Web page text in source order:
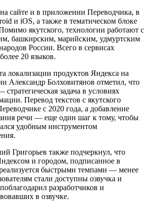
сайте и в приложении Переводчика, в
и iOS, а также в тематическом блоке
якутского, технологии работают с
башкирским, марийским, удмуртским
России. Всего в сервисах
20 языков.
локализации продуктов Яндекса на
Александр Болховитянов отметил, что
задача в условиях
Перевод текстов с якутского
с 2020 года, а добавление
речи — еще один шаг к тому, чтобы
удобным инструментом
Григорьев также подчеркнул, что
и городом, подписанное в
быстрыми темпами — менее
стали доступны озвучка и
разработчиков и
в озвучке.